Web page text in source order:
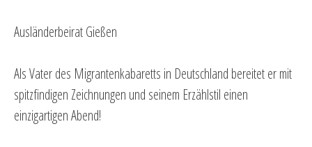
Ausländerbeirat Gießen
Als Vater des Migrantenkabaretts in Deutschland bereitet er mit
spitzfindigen Zeichnungen und seinem Erzählstil einen
einzigartigen Abend!